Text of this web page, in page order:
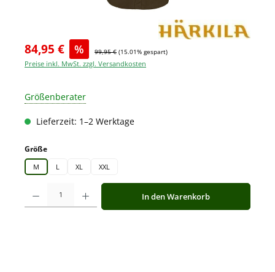
84,95 € % 99,95 € (15.01% gespart)
Preise inkl. MwSt. zzgl. Versandkosten
Größenberater
Lieferzeit: 1–2 Werktage
Größeauswählen
M L XL XXL
Produkt Anzahl: Gib den gewünschten Wert ein oder benutze die
In den Warenkorb